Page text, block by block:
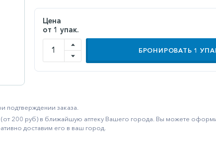
Цена
от 1 упак.
БРОНИРОВАТЬ 1
подтверждении заказа.
(от 200 руб) в ближайшую аптеку Вашего города. Вы можете
доставим его в ваш город.